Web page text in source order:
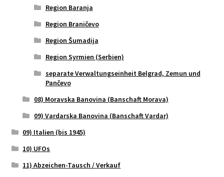
Region Baranja
Region Braničevo
Region Šumadija
Region Syrmien (Serbien)
separate Verwaltungseinheit Belgrad, Zemun und
Pančevo
08) Moravska Banovina (Banschaft Morava)
09) Vardarska Banovina (Banschaft Vardar)
09) Italien (bis 1945)
10) UFOs
11) Abzeichen-Tausch / Verkauf